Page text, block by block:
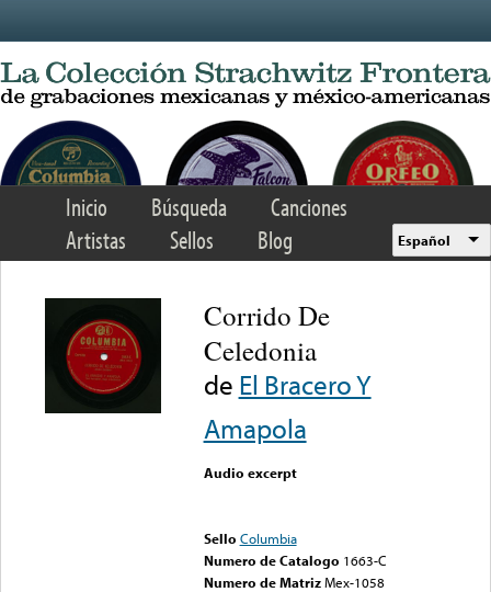
Inicio Búsqueda
Canciones
Artistas
Sellos Blog Español
Corrido De
Celedonia
de El Bracero Y
Amapola
Audio excerpt
Sello Columbia
Numero de Catalogo 1663-C
Numero de Matriz Mex-1058